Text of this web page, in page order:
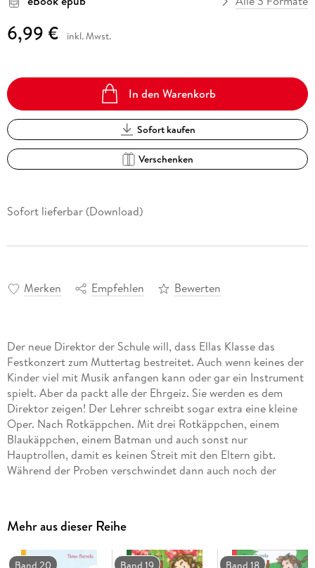
6,99 € inkl. Mwst.
In den Warenkorb
Sofort kaufen
Verschenken
Sofort lieferbar (Download)
Merken Empfehlen Bewerten
Der neue Direktor der Schule will, dass Ellas Klasse das
Festkonzert zum Muttertag bestreitet. Auch wenn keines der
Kinder viel mit Musik anfangen kann oder gar ein Instrument
spielt. Aber da packt alle der Ehrgeiz. Sie werden es dem
Direktor zeigen! Der Lehrer schreibt sogar extra eine kleine
Oper. Nach Rotkäppchen. Mit drei Rotkäppchen, einem
Blaukäppchen, einem Batman und auch sonst nur
Hauptrollen, damit es keinen Streit mit den Eltern gibt.
Während der Proben verschwindet dann auch noch der
Humor.
Mehr aus dieser Reihe
Band 20 Band 19 Band 18